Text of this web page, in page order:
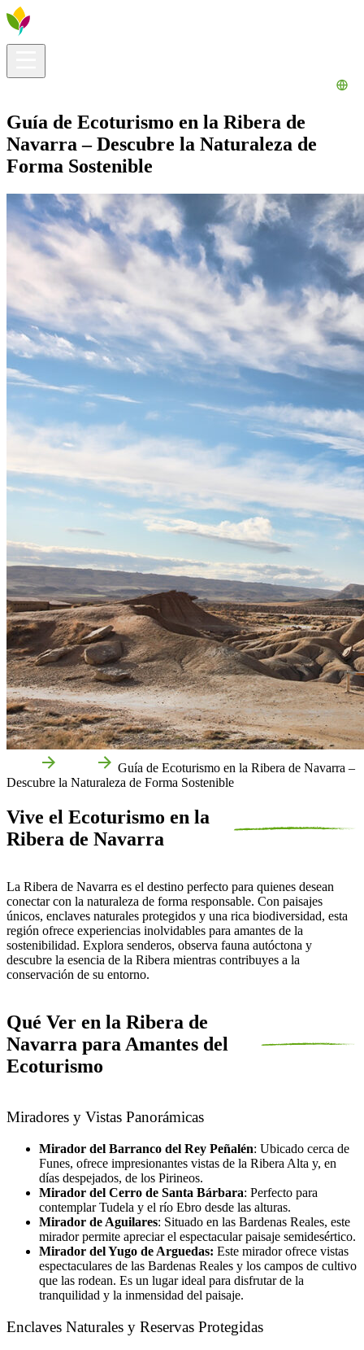
Guía de Ecoturismo en la Ribera de
Navarra – Descubre la Naturaleza de
Forma Sostenible
Guía de Ecoturismo en la Ribera de Navarra –
Descubre la Naturaleza de Forma Sostenible
Vive el Ecoturismo en la
Ribera de Navarra
La Ribera de Navarra es el destino perfecto para quienes desean
conectar con la naturaleza de forma responsable. Con paisajes
únicos, enclaves naturales protegidos y una rica biodiversidad, esta
región ofrece experiencias inolvidables para amantes de la
sostenibilidad. Explora senderos, observa fauna autóctona y
descubre la esencia de la Ribera mientras contribuyes a la
conservación de su entorno.
Qué Ver en la Ribera de
Navarra para Amantes del
Ecoturismo
Miradores y Vistas Panorámicas
Mirador del Barranco del Rey Peñalén: Ubicado cerca de
Funes, ofrece impresionantes vistas de la Ribera Alta y, en
días despejados, de los Pirineos.
Mirador del Cerro de Santa Bárbara: Perfecto para
contemplar Tudela y el río Ebro desde las alturas.
Mirador de Aguilares: Situado en las Bardenas Reales, este
mirador permite apreciar el espectacular paisaje semidesértico.
Mirador del Yugo de Arguedas: Este mirador ofrece vistas
espectaculares de las Bardenas Reales y los campos de cultivo
que las rodean. Es un lugar ideal para disfrutar de la
tranquilidad y la inmensidad del paisaje.
Enclaves Naturales y Reservas Protegidas